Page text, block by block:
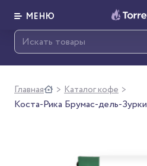
МЕНЮ
Главная > Каталог кофе >
Коста-Рика Брумас-дель-Зурки